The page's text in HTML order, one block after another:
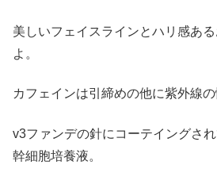
美しいフェイスラインとハリ感あ
よ。
カフェインは引締めの他に紫外線の
v3ファンデの針にコーテイングさ
幹細胞培養液。